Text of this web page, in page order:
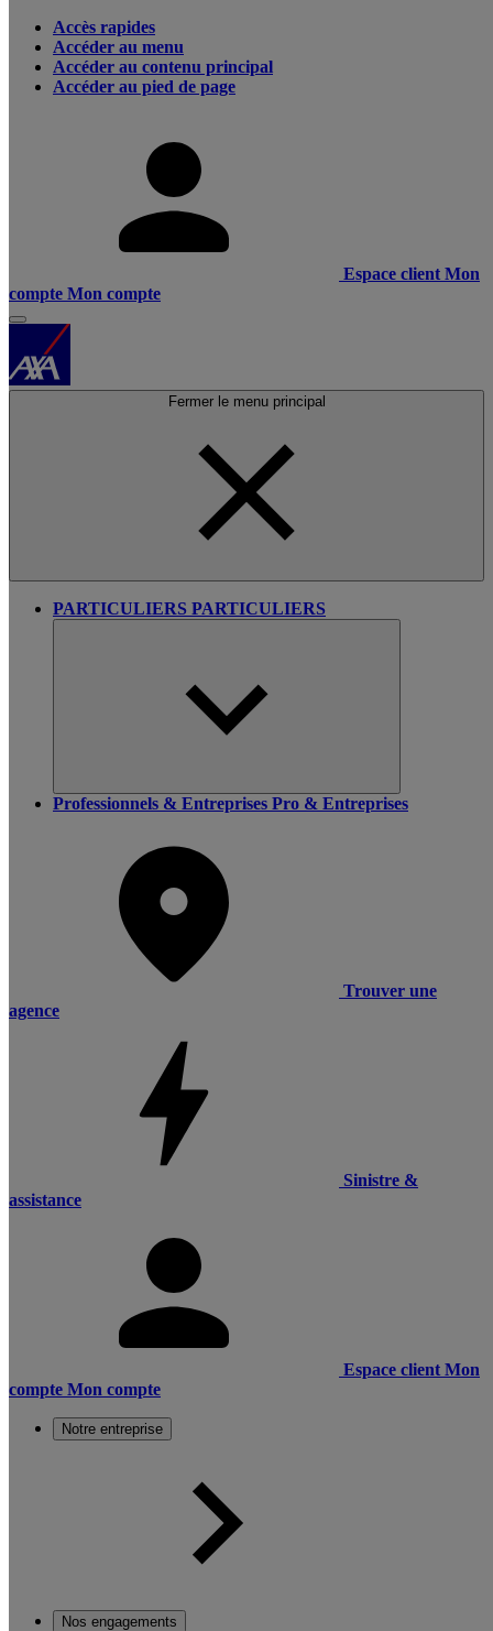
Accès rapides
Accéder au menu
Accéder au contenu principal
Accéder au pied de page
Espace client Mon
compte Mon compte
Fermer le menu principal
PARTICULIERS PARTICULIERS
Professionnels & Entreprises Pro & Entreprises
Trouver une
agence
Sinistre &
assistance
Espace client Mon
compte Mon compte
Notre entreprise
Nos engagements